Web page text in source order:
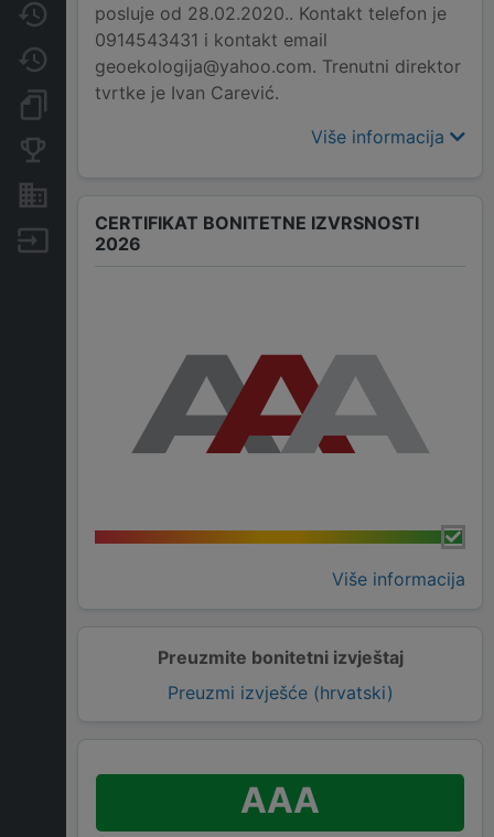
Javne nabavke
Promjene
Dokumenti i objave
Nekretnine i imovina
Izvoz
posluje od 28.02.2020.. Kontakt telefon je
0914543431 i kontakt email
geoekologija@yahoo.com. Trenutni direktor
tvrtke je Ivan Carević.
Više informacija
CERTIFIKAT BONITETNE IZVRSNOSTI
2026
Više informacija
Preuzmite bonitetni izvještaj
Preuzmi izvješće (hrvatski)
AAA